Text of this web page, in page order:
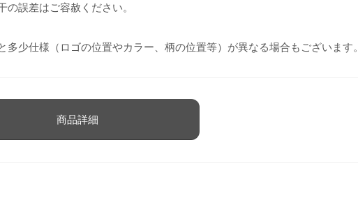
誤差はご容赦ください。
少仕様（ロゴの位置やカラー、柄の位置等）が異なる場合もございます。
商品詳細